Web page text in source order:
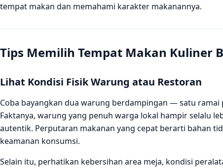
tempat makan dan memahami karakter makanannya.
Tips Memilih Tempat Makan Kuliner
Lihat Kondisi Fisik Warung atau Restoran
Coba bayangkan dua warung berdampingan — satu
Faktanya, warung yang penuh warga lokal hampir selalu
autentik. Perputaran makanan yang cepat berarti bahan
keamanan konsumsi.
Selain itu, perhatikan kebersihan area meja, kondisi